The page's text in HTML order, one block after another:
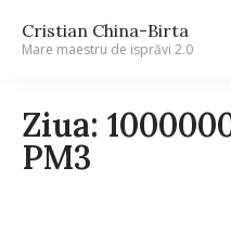
Cristian China-Birta
Mare maestru de isprăvi 2.0
Ziua:
PM3